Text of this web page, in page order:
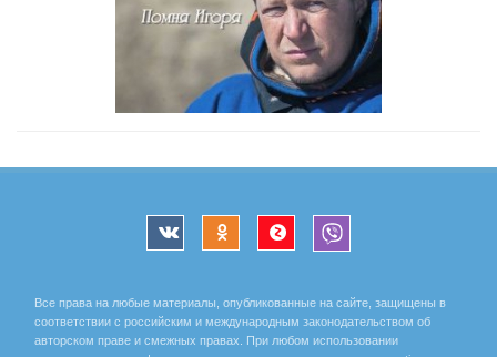
Все права на любые материалы, опубликованные на сайте, защищены в
соответствии с российским и международным законодательством об
авторском праве и смежных правах. При любом использовании